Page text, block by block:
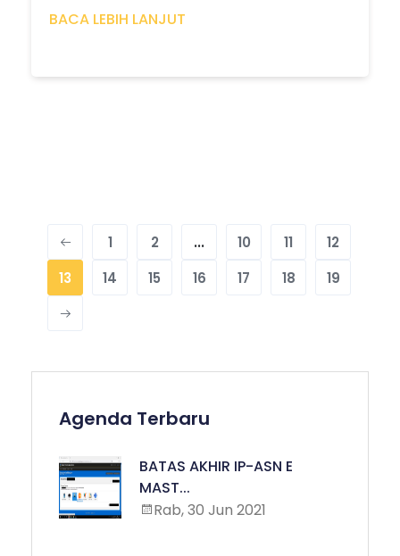
BACA LEBIH LANJUT
1 2 ... 10 11
12
13
14 15 16 17 18 19
Agenda Terbaru
BATAS AKHIR IP-ASN E
MAST...
Rab, 30 Jun 2021